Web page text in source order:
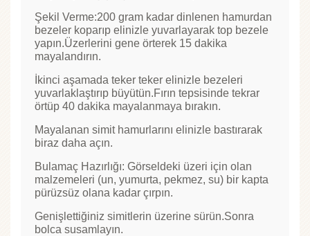
Şekil Verme:200 gram kadar dinlenen hamurdan
bezeler koparıp elinizle yuvarlayarak top bezele
yapın.Üzerlerini gene örterek 15 dakika
mayalandırın.
İkinci aşamada teker teker elinizle bezeleri
yuvarlaklaştırıp büyütün.Fırın tepsisinde tekrar
örtüp 40 dakika mayalanmaya bırakın.
Mayalanan simit hamurlarını elinizle bastırarak
biraz daha açın.
Bulamaç Hazırlığı: Görseldeki üzeri için olan
malzemeleri (un, yumurta, pekmez, su) bir kapta
pürüzsüz olana kadar çırpın.
Genişlettiğiniz simitlerin üzerine sürün.Sonra
bolca susamlayın.